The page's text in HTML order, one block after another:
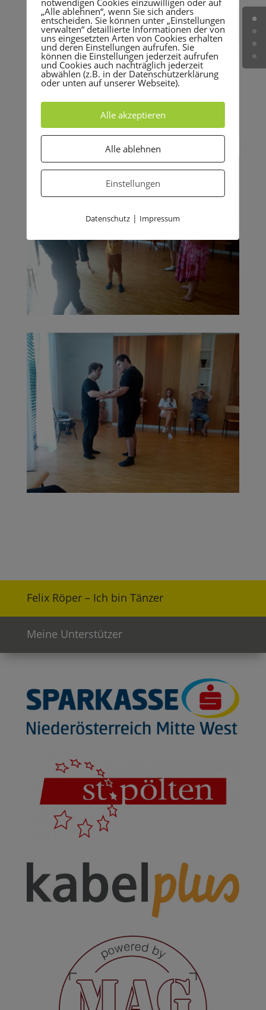
Felix Röper – Ich bin Tänzer
Meine Unterstützer
notwendigen Cookies einzuwilligen oder auf
„Alle ablehnen“, wenn Sie sich anders
entscheiden. Sie können unter „Einstellungen
verwalten“ detaillierte Informationen der von
uns eingesetzten Arten von Cookies erhalten
und deren Einstellungen aufrufen. Sie
können die Einstellungen jederzeit aufrufen
und Cookies auch nachträglich jederzeit
abwählen (z.B. in der Datenschutzerklärung
oder unten auf unserer Webseite).
Alle akzeptieren
Alle ablehnen
Einstellungen
Datenschutz | Impressum